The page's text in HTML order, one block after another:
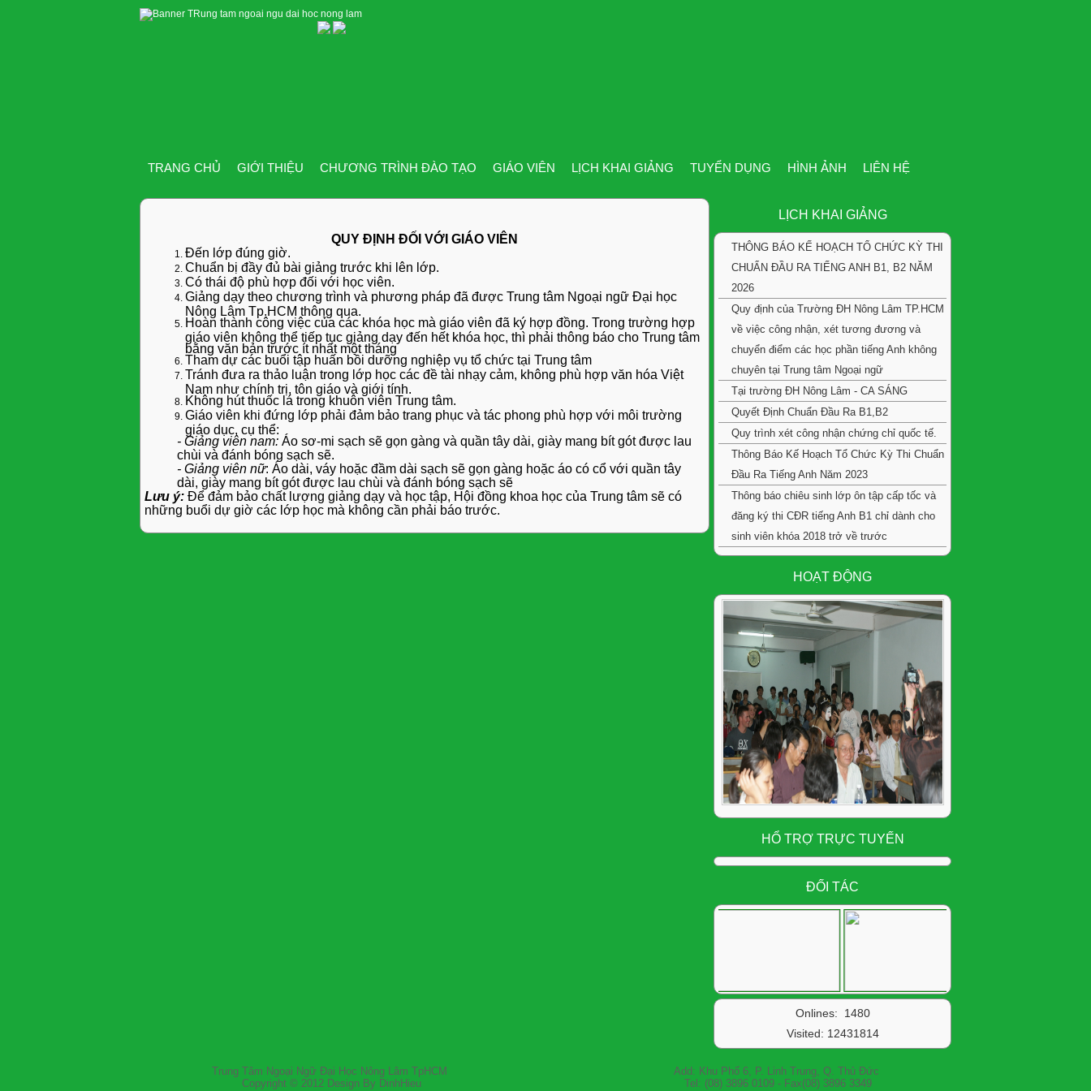
TRANG CHỦ GIỚI THIỆU CHƯƠNG TRÌNH ĐÀO TẠO GIÁO VIÊN LỊCH KHAI GIẢNG TUYỂN DỤNG HÌNH ẢNH LIÊN HỆ
QUY ĐỊNH ĐỐI VỚI GIÁO VIÊN
Đến lớp đúng giờ.
Chuẩn bị đầy đủ bài giảng trước khi lên lớp.
Có thái độ phù hợp đối với học viên.
Giảng dạy theo chương trình và phương pháp đã được Trung tâm Ngoại ngữ Đại học
Nông Lâm Tp.HCM thông qua.
Hoàn thành công việc của các khóa học mà giáo viên đã ký hợp đồng. Trong trường hợp
giáo viên không thể tiếp tục giảng dạy đến hết khóa học, thì phải thông báo cho Trung tâm
bằng văn bản trước ít nhất một tháng
Tham dự các buổi tập huấn bồi dưỡng nghiệp vụ tổ chức tại Trung tâm
Tránh đưa ra thảo luận trong lớp học các đề tài nhạy cảm, không phù hợp văn hóa Việt
Nam như chính trị, tôn giáo và giới tính.
Không hút thuốc lá trong khuôn viên Trung tâm.
Giáo viên khi đứng lớp phải đảm bảo trang phục và tác phong phù hợp với môi trường
giáo dục, cụ thể:
- Giảng viên nam: Áo sơ-mi sạch sẽ gọn gàng và quần tây dài, giày mang bít gót được lau
chùi và đánh bóng sạch sẽ.
- Giảng viên nữ: Áo dài, váy hoặc đầm dài sạch sẽ gọn gàng hoặc áo có cổ với quần tây
dài, giày mang bít gót được lau chùi và đánh bóng sạch sẽ
Lưu ý: Để đảm bảo chất lượng giảng dạy và học tập, Hội đồng khoa học của Trung tâm sẽ có
những buổi dự giờ các lớp học mà không cần phải báo trước.
LỊCH KHAI GIẢNG
THÔNG BÁO KẾ HOẠCH TỔ CHỨC KỲ THI
CHUẨN ĐẦU RA TIẾNG ANH B1, B2 NĂM
2026
Quy định của Trường ĐH Nông Lâm TP.HCM
về việc công nhận, xét tương đương và
chuyển điểm các học phần tiếng Anh không
chuyên tại Trung tâm Ngoại ngữ
Tại trường ĐH Nông Lâm - CA SÁNG
Quyết Định Chuẩn Đầu Ra B1,B2
Quy trình xét công nhận chứng chỉ quốc tế.
Thông Báo Kế Hoạch Tổ Chức Kỳ Thi Chuẩn
Đầu Ra Tiếng Anh Năm 2023
Thông báo chiêu sinh lớp ôn tập cấp tốc và
đăng ký thi CĐR tiếng Anh B1 chỉ dành cho
sinh viên khóa 2018 trở về trước
HOẠT ĐỘNG
HỔ TRỢ TRỰC TUYẾN
ĐỐI TÁC
Onlines: 1480
Visited: 12431814
Trung Tâm Ngoại Ngữ Đại Học Nông Lâm TpHCM Add: Khu Phố 6, P. Linh Trung, Q. Thủ Đức
Copyright © 2012 Design By DinhHieu Tel: (08) 3896 0109 - Fax(08) 3896 3349